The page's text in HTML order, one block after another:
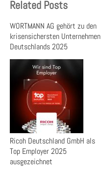
Related Posts
WORTMANN AG gehört zu den
krisensichersten Unternehmen
Deutschlands 2025
Ricoh Deutschland GmbH als
Top Employer 2025
ausgezeichnet